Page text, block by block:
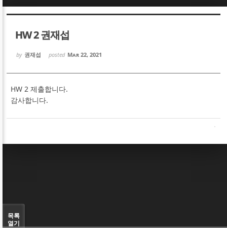
HW 2 권재섭
by 권재섭 posted Mar 22, 2021
HW 2 제출합니다.
감사합니다.
목록
열기
Sketchbook5, 스케치북5
Sketchbook5, 스케치북5
Sketchbook5, 스케치북5
Sketchbook5, 스케치북5